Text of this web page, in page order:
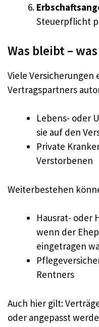
Steuerpflicht
Was bleibt –
Viele Versicherungen
Vertragspartners
Lebens- oder
sie auf den
Private
Verstorbenen
Weiterbestehen
Hausrat- oder
wenn der
eingetragen
Rentners
Auch hier gilt:
oder angepasst